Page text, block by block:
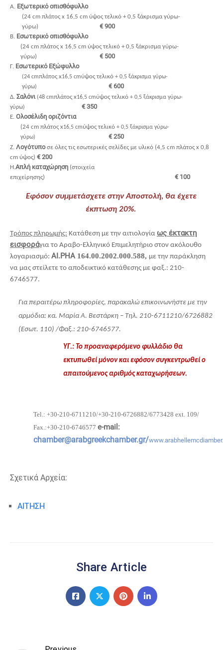
Α. Εξωτερικό οπισθόφυλλο
(24 cm πλάτος x 16,5 cm ύψος τελικό + 0,5 ξάκρισμα γύρω-
γύρω)
€ 900
Β. Εσωτερικό οπισθόφυλλο
(24cmπλάτοςx16,5 cmύψος τελικό + 0,5 ξάκρισμα γύρω-
γύρω)
€ 500
Γ. Εσωτερικό Εξώφυλλο
(24 cmπλάτος x16,5 cmύψος τελικό + 0,5 ξάκρισμα γύρω-
γύρω)
€ 600
Δ. Σαλόνι (48 cmπλάτος x16,5 cmύψος τελικό + 0,5 ξάκρισμα γύρω-
γύρω)
€ 350
Ε. Ολοσέλιδη οριζόντια
(24cmπλάτοςx16,5cmύψος τελικό + 0,5 ξάκρισμα γύρω-
γύρω)
€ 250
Ζ. Λογότυποσε όλες τις εσωτερικές σελίδες με υλικό (4,5 cm πλάτος x 0,8
cm ύψος) € 200
H.Απλή καταχώρηση (στοιχεία
επιχείρησης)
€ 100
Εφόσον συμμετάσχετε στην Αποστολή, θα έχετε
έκπτωση 20%.
Τρόπος πληρωμής: Κατάθεση με την αιτιολογία ως έκτακτη
εισφοράγια το Αραβο-Ελληνικό Επιμελητήριο στον ακόλουθο
λογαριασμό: ΑΙ.ΡΗΑ 164.00.2002.000.588, με την παράκληση
να μας στείλετε το αποδεικτικό κατάθεσης με φαξ.: 210-
6746577.
Για περαιτέρω πληροφορίες, παρακαλώ επικοινωνήστε με την
αρμόδια: κα. Μαρία Α. Βεστάρκη – Τηλ. 210-6711210/6726882
(Εσωτ. 110) /Φαξ.: 210-6746577.
ΥΓ.: Το προαναφερόμενο φυλλάδιο θα
εκτυπωθεί μόνον και εφόσον συγκεντρωθεί ο
απαιτούμενος αριθμός καταχωρήσεων.
Tel.: +30-210-6711210/+30-210-6726882/6773428 ext.109/
Fax.:+30-210-6746577 e-mail:
chamber@arabgreekchamber.gr/
Σχετικά Αρχεία:
ΑΙΤΗΣΗ
Share Article